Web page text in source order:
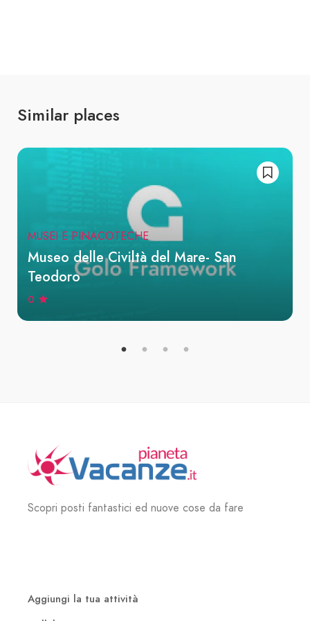
Similar places
MUSEI E PINACOTECHE
Museo delle Civiltà del Mare- San
Teodoro
0
Scopri posti fantastici ed nuove cose da fare
Aggiungi la tua attività